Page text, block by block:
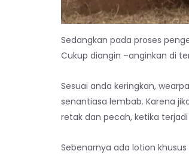
Sedangkan pada proses
Cukup diangin –anginkan di
Sesuai anda keringkan,
senantiasa lembab. Karena
retak dan pecah, ketika
Sebenarnya ada lotion